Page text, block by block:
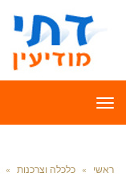
תפריט
ראשי » כלכלה וצרכנות »